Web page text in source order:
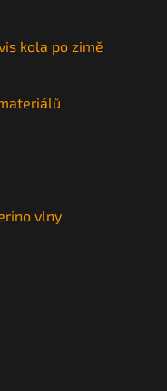
kola po zimě
vlny